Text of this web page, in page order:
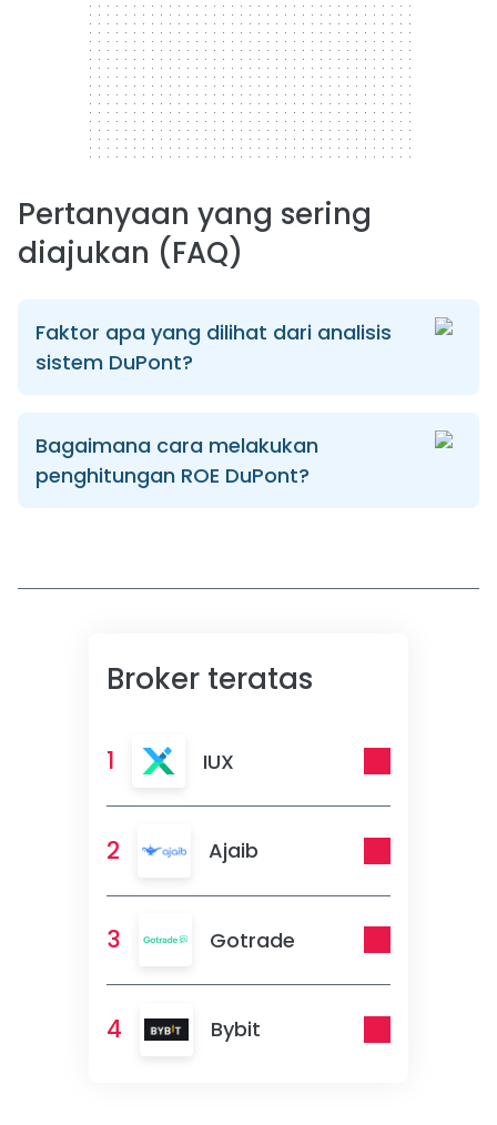
Pertanyaan yang sering
diajukan (FAQ)
Faktor apa yang dilihat dari analisis
sistem DuPont?
Bagaimana cara melakukan
penghitungan ROE DuPont?
Broker teratas
1 IUX
2 Ajaib
3 Gotrade
4 Bybit